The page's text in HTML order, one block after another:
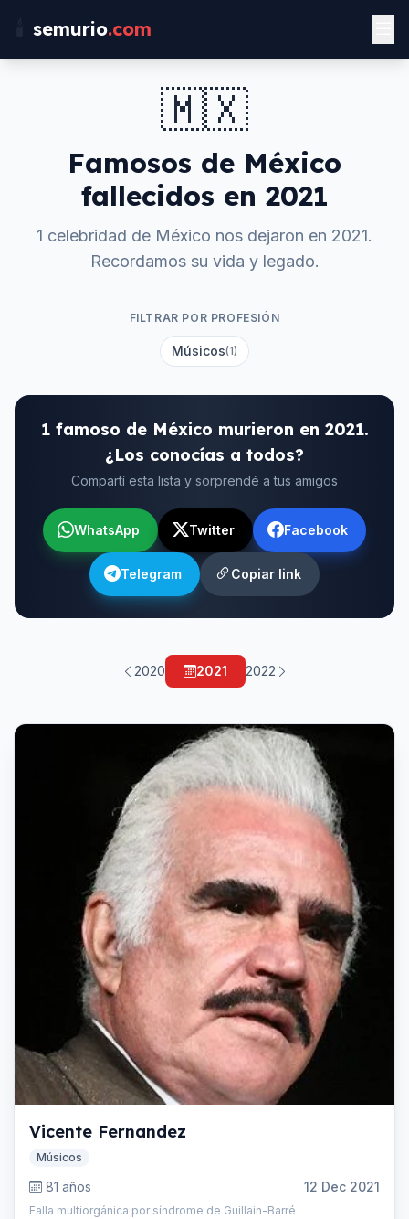
semurio.com
🇲🇽
Famosos de México
fallecidos en 2021
1 celebridad de México nos dejaron en 2021.
Recordamos su vida y legado.
FILTRAR POR PROFESIÓN
Músicos(1)
1 famoso de México murieron en 2021.
¿Los conocías a todos?
Compartí esta lista y sorprendé a tus amigos
WhatsApp Twitter Facebook
Telegram Copiar link
2020 2021 2022
Vicente Fernandez
Músicos
81 años 12 Dec 2021
Falla multiorgánica por síndrome de Guillain-Barré